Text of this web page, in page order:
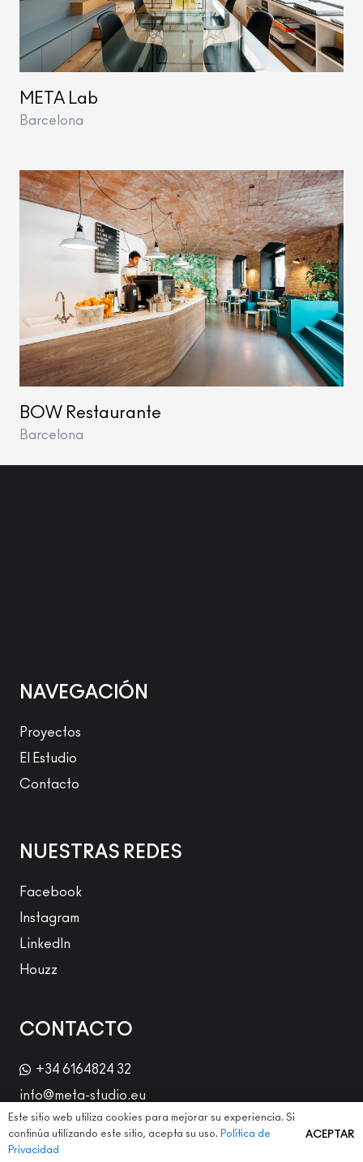
META Lab
Barcelona
BOW Restaurante
Barcelona
NAVEGACIÓN
Proyectos
El Estudio
Contacto
NUESTRAS REDES
Facebook
Instagram
LinkedIn
Houzz
CONTACTO
+34 6164824 32
info@meta-studio.eu
C/ Ramis nº3 Local 2 (en Plaza John Lennon) 08012
Barcelona
Este sitio web utiliza cookies para mejorar su experiencia. Si
continúa utilizando este sitio, acepta su uso. Política de
Privacidad
ACEPTAR